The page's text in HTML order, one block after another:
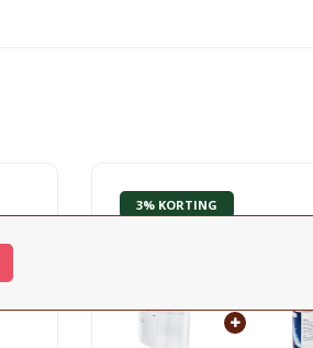
3% KORTING